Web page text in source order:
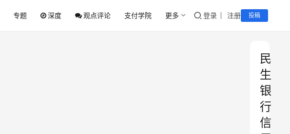
专题 深度 观点评论 支付学院 更多 登录 注册 投稿
民
生
银
行
信